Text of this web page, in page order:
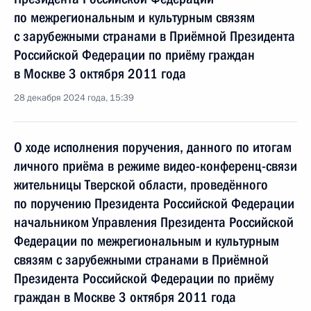
по межрегиональным и культурным связям
с зарубежными странами в Приёмной Президента
Российской Федерации по приёму граждан
в Москве 3 октября 2011 года
28 декабря 2024 года, 15:39
О ходе исполнения поручения, данного по итогам
личного приёма в режиме видео-конференц-связи
жительницы Тверской области, проведённого
по поручению Президента Российской Федерации
начальником Управления Президента Российской
Федерации по межрегиональным и культурным
связям с зарубежными странами в Приёмной
Президента Российской Федерации по приёму
граждан в Москве 3 октября 2011 года